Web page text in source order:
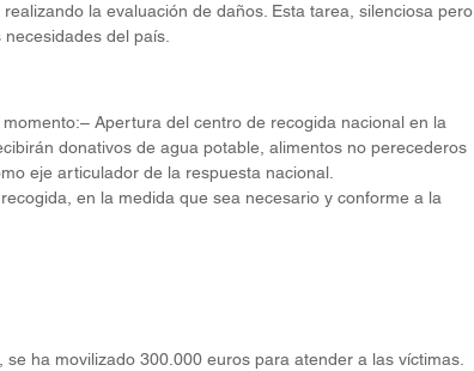
la evaluación de daños. Esta tarea, silenciosa pero
del país.
Apertura del centro de recogida nacional en la
donativos de agua potable, alimentos no perecederos
eje articulador de la respuesta nacional.
en la medida que sea necesario y conforme a la
ha movilizado 300.000 euros para atender a las víctimas.